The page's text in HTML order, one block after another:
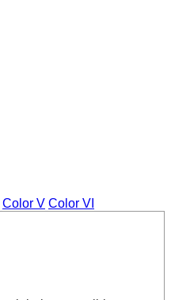
Color V Color VI